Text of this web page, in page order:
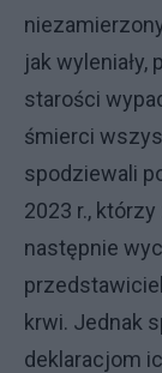
jak
starości
śmierci
spodziewali
2023 r.,
następnie
krwi. Jednak
deklaracjom